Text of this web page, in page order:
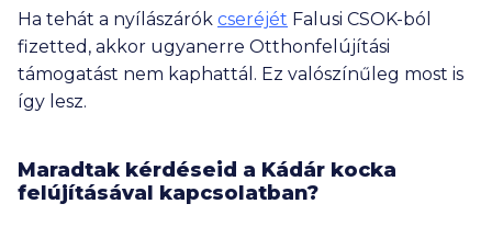
Ha tehát a nyílászárók cseréjét Falusi CSOK-ból
fizetted, akkor ugyanerre Otthonfelújítási
támogatást nem kaphattál. Ez valószínűleg most is
így lesz.
Maradtak kérdéseid a Kádár kocka
felújításával kapcsolatban?